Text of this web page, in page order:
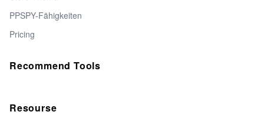
PPSPY-Fähigkeiten
Pricing
Recommend Tools
Resourse